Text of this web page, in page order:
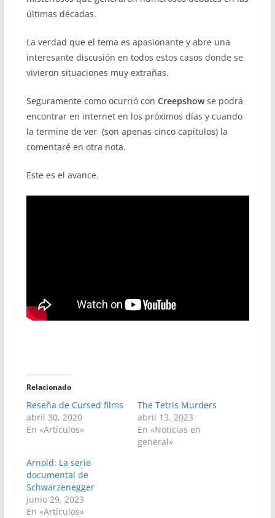
últimas décadas.
La verdad que el tema es apasionante y abre una
interesante discusión en todos estos casos donde se
vivieron situaciones muy extrañas.
Seguramente como ocurrió con Creepshowse podrá
encontrar en internet en los próximos días y cuando
la termine de ver (son apenas cinco capítulos) la
comentaré en otra nota.
Este es el avance.
Relacionado
Reseña de Cursed films
abril 30, 2020
En «Artículos»
The Tetris Murders
abril 13, 2023
En «Noticias en
general»
Arnold: La serie
documental de
Schwarzenegger
junio 29, 2023
En «Artículos»